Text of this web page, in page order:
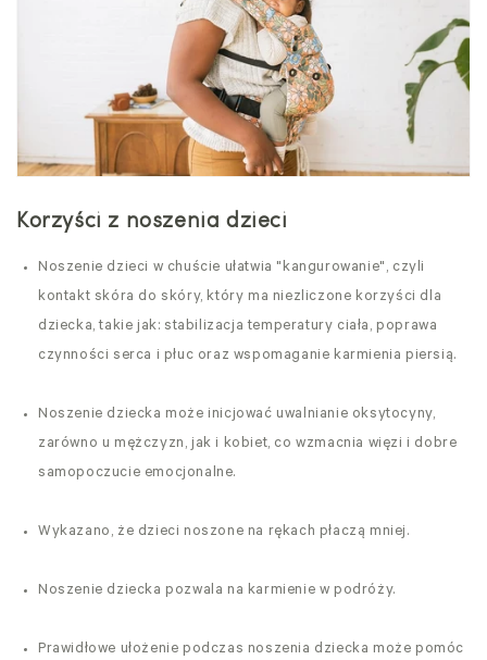
Korzyści z noszenia dzieci
Noszenie dzieci w chuście ułatwia "kangurowanie", czyli
kontakt skóra do skóry, który ma niezliczone korzyści dla
dziecka, takie jak: stabilizacja temperatury ciała, poprawa
czynności serca i płuc oraz wspomaganie karmienia piersią.
Noszenie dziecka może inicjować uwalnianie oksytocyny,
zarówno u mężczyzn, jak i kobiet, co wzmacnia więzi i dobre
samopoczucie emocjonalne.
Wykazano, że dzieci noszone na rękach płaczą mniej.
Noszenie dziecka pozwala na karmienie w podróży.
Prawidłowe ułożenie podczas noszenia dziecka może pomóc